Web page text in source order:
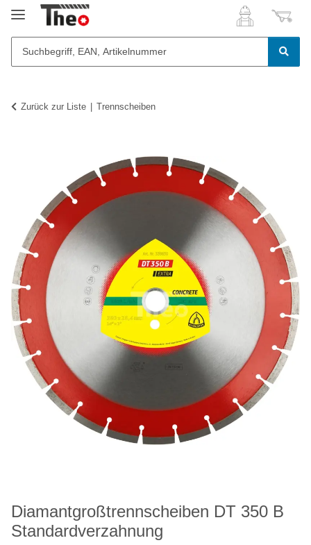
Zurück zur Liste Trennscheiben
Diamantgroßtrennscheiben DT 350 B
Standardverzahnung